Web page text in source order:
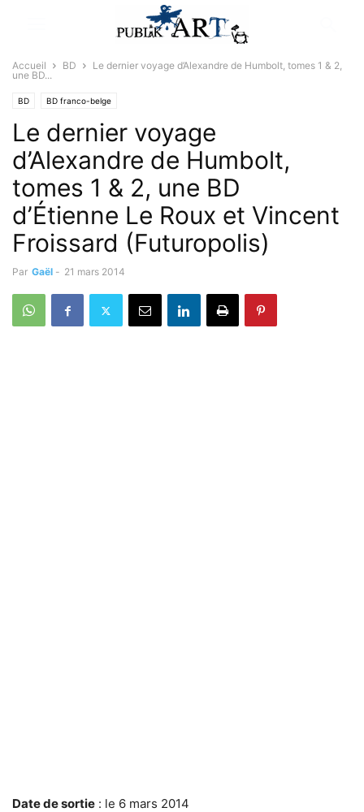
Accueil BD
Le dernier voyage d’Alexandre de Humbolt, tomes 1 & 2,
une BD...
BD BD franco-belge
Le dernier voyage
d’Alexandre de Humbolt,
tomes 1 & 2, une BD
d’Étienne Le Roux et Vincent
Froissard (Futuropolis)
Par Gaël - 21 mars 2014
Date de sortie : le 6 mars 2014